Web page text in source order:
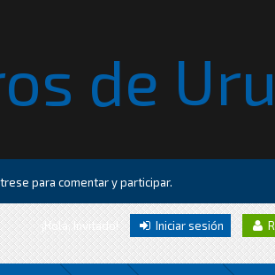
para comentar y participar.
¡Hola, Invitado! Iniciar sesión